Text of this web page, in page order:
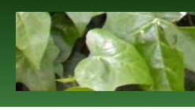
Borostyán
Egyesület